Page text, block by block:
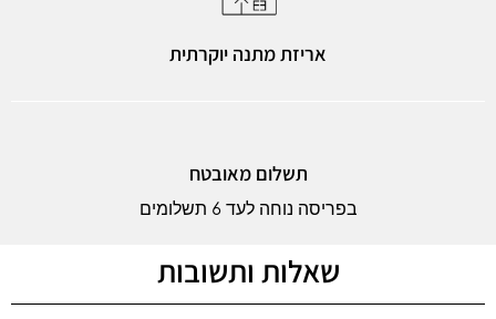
אריזת מתנה יוקרתית
תשלום מאובטח
בפריסה נוחה לעד 6 תשלומים
שאלות ותשובות